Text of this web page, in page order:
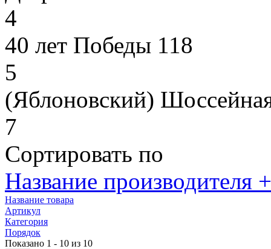
4
40 лет Победы 118
5
(Яблоновский)
7
Сортировать по
Название производителя
Название товара
Артикул
Категория
Порядок
Показано 1 - 10 из 10